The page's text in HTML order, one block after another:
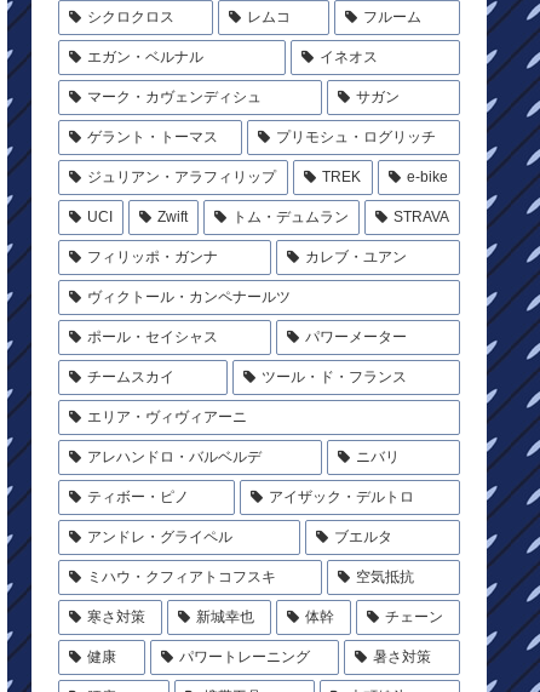
シクロクロス レムコ フルーム
エガン・ベルナル イネオス
マーク・カヴェンディシュ サガン
ゲラント・トーマス プリモシュ・ログリッチ
ジュリアン・アラフィリップ TREK e-bike
UCI Zwift トム・デュムラン STRAVA
フィリッポ・ガンナ カレブ・ユアン
ヴィクトール・カンペナールツ
ポール・セイシャス パワーメーター
チームスカイ ツール・ド・フランス
エリア・ヴィヴィアーニ
アレハンドロ・バルベルデ ニバリ
ティボー・ピノ アイザック・デルトロ
アンドレ・グライペル ブエルタ
ミハウ・クフィアトコフスキ 空気抵抗
寒さ対策 新城幸也 体幹 チェーン
健康 パワートレーニング 暑さ対策